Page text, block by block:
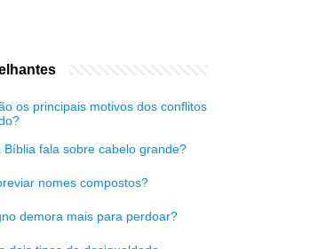
os principais motivos dos conflitos
Bíblia fala sobre cabelo grande?
nomes compostos?
demora mais para perdoar?